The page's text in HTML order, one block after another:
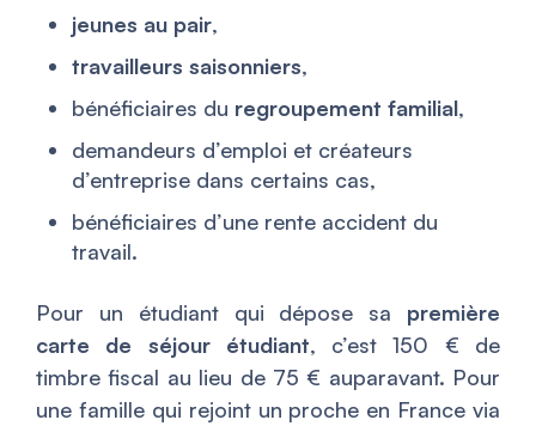
jeunes au pair,
travailleurs saisonniers,
bénéficiaires du regroupement familial,
demandeurs d’emploi et créateurs
d’entreprise dans certains cas,
bénéficiaires d’une rente accident du
travail.
Pour un étudiant qui dépose sa première
carte de séjour étudiant, c’est 150 € de
timbre fiscal au lieu de 75 € auparavant. Pour
une famille qui rejoint un proche en France via